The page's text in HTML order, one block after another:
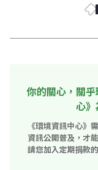
你的關心，關
心
《環境資訊中心》
資訊公開普及，才
請您加入定期捐款